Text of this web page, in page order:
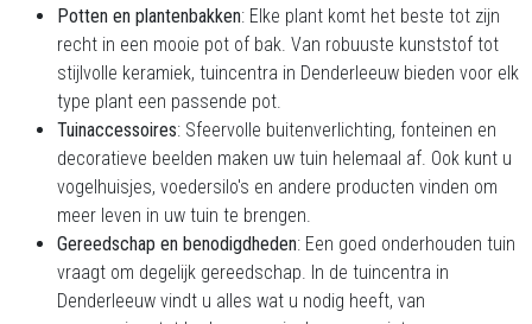
Potten en plantenbakken: Elke plant komt het beste tot zijn
recht in een mooie pot of bak. Van robuuste kunststof tot
stijlvolle keramiek, tuincentra in Denderleeuw bieden voor elk
type plant een passende pot.
Tuinaccessoires: Sfeervolle buitenverlichting, fonteinen en
decoratieve beelden maken uw tuin helemaal af. Ook kunt u
vogelhuisjes, voedersilo's en andere producten vinden om
meer leven in uw tuin te brengen.
Gereedschap en benodigdheden: Een goed onderhouden tuin
vraagt om degelijk gereedschap. In de tuincentra in
Denderleeuw vindt u alles wat u nodig heeft, van